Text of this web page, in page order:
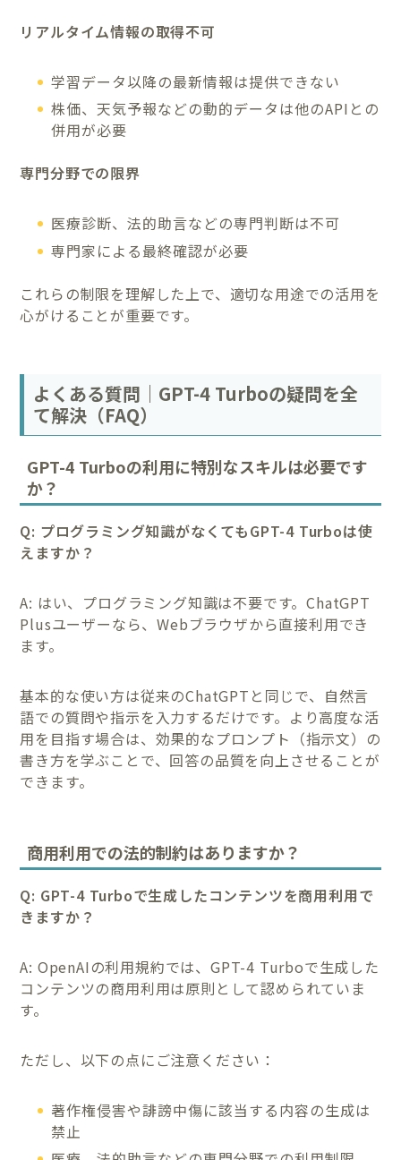
リアルタイム情報の取得不可
学習データ以降の最新情報は提供できない
株価、天気予報などの動的データは他のAPIとの
併用が必要
専門分野での限界
医療診断、法的助言などの専門判断は不可
専門家による最終確認が必要
これらの制限を理解した上で、適切な用途での活用を
心がけることが重要です。
よくある質問｜GPT-4 Turboの疑問を全
て解決（FAQ）
GPT-4 Turboの利用に特別なスキルは必要です
か？
Q: プログラミング知識がなくてもGPT-4 Turboは使
えますか？
A: はい、プログラミング知識は不要です。ChatGPT
Plusユーザーなら、Webブラウザから直接利用でき
ます。
基本的な使い方は従来のChatGPTと同じで、自然言
語での質問や指示を入力するだけです。より高度な活
用を目指す場合は、効果的なプロンプト（指示文）の
書き方を学ぶことで、回答の品質を向上させることが
できます。
商用利用での法的制約はありますか？
Q: GPT-4 Turboで生成したコンテンツを商用利用で
きますか？
A: OpenAIの利用規約では、GPT-4 Turboで生成した
コンテンツの商用利用は原則として認められていま
す。
ただし、以下の点にご注意ください：
著作権侵害や誹謗中傷に該当する内容の生成は
禁止